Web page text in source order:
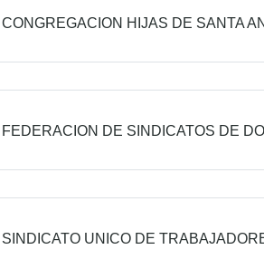
CONGREGACION HIJAS DE SANTA
FEDERACION DE SINDICATOS DE
SINDICATO UNICO DE